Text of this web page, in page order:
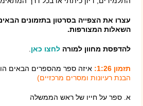
עצרו את הצפייה בסרטון בתזמונים
השאלות המצורפות.
להדפסת מחוון למורה לחצו כאן
תזמון 1:26: איזה ספר מהספרים הבאים
הבנת רעיונות ומסרים מרכזיים)
א. ספר על חייו של ראש הממשלה